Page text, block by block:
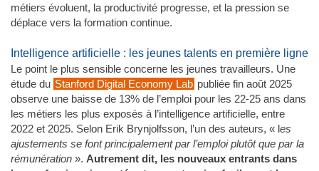
métiers évoluent, la productivité progresse, et la pression se
déplace vers la formation continue.
Intelligence artificielle : les jeunes talents en première ligne
Le point le plus sensible concerne les jeunes travailleurs. Une
étude du Stanford Digital Economy Lab publiée fin août 2025
observe une baisse de 13% de l’emploi pour les 22-25 ans dans
les métiers les plus exposés à l’intelligence artificielle, entre
2022 et 2025. Selon Erik Brynjolfsson, l’un des auteurs, « les
ajustements se font principalement par l’emploi plutôt que par la
rémunération ». Autrement dit, les nouveaux entrants dans